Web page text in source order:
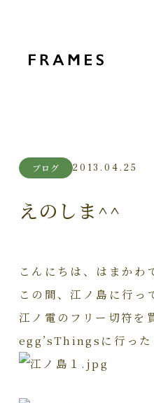
ブログ 2013.04.25
えのしま^^
こんにちは、はまかわ
この間、江ノ島に行っ
江ノ電のフリー切符を
egg’sThingsに行った